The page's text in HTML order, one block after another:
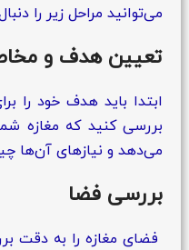
می‌توانید مراحل زیر را
تعیین هدف و
ابتدا باید هدف خود را
بررسی کنید که مغازه
می‌دهد و نیازهای آن‌ها
بررسی فضا
فضای مغازه را به دقت